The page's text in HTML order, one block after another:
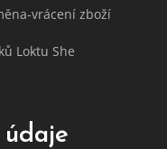
vrácení zboží
Loktu She